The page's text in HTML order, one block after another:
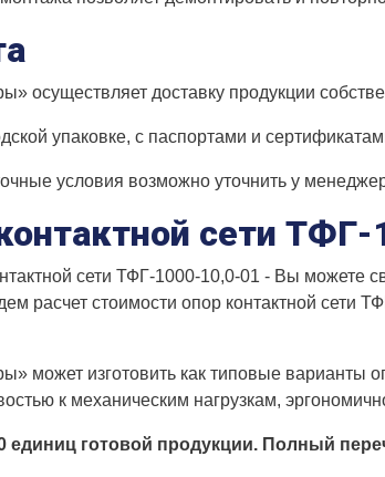
осуществляет доставку продукции
упаковке, с паспортами и
условия возможно уточнить у
сети
сети ТФГ-1000-10,0-01 - Вы можете
расчет стоимости опор контактной сети
может изготовить как типовые варианты
к механическим нагрузкам,
единиц готовой продукции. Полный